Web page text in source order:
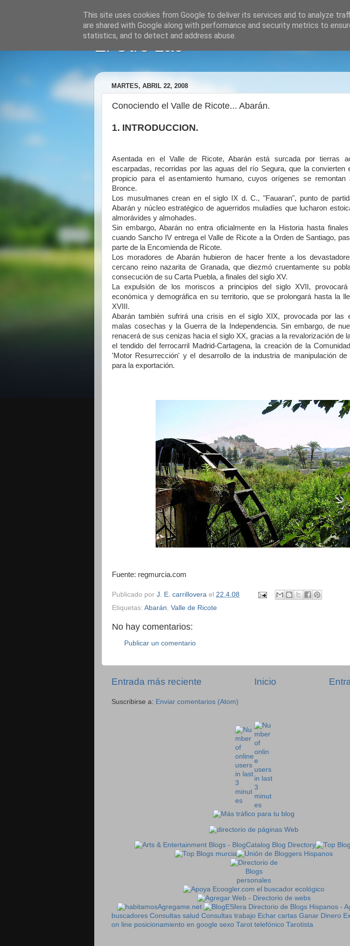
El Otro Lao
MARTES, ABRIL 22, 2008
Conociendo el Valle de Ricote... Abarán.
1. INTRODUCCION.
Asentada en el Valle de Ricote, Abarán está surcada por tierras
escarpadas, recorridas por las aguas del río Segura, que la convierten
propicio para el asentamiento humano, cuyos orígenes se
Bronce.
Los musulmanes crean en el siglo IX d. C., "Fauaran", punto de
Abarán y núcleo estratégico de aguerridos muladíes que lucharon
almorávides y almohades.
Sin embargo, Abarán no entra oficialmente en la Historia hasta
cuando Sancho IV entrega el Valle de Ricote a la Orden de Santiago,
parte de la Encomienda de Ricote.
Los moradores de Abarán hubieron de hacer frente a los
cercano reino nazarita de Granada, que diezmó cruentamente su
consecución de su Carta Puebla, a finales del siglo XV.
La expulsión de los moriscos a principios del siglo XVII, provocará
económica y demográfica en su territorio, que se prolongará hasta la
XVIII.
Abarán también sufrirá una crisis en el siglo XIX, provocada por las
malas cosechas y la Guerra de la Independencia. Sin embargo, de
renacerá de sus cenizas hacia el siglo XX, gracias a la revalorización de
el tendido del ferrocarril Madrid-Cartagena, la creación de la
'Motor Resurrección' y el desarrollo de la industria de manipulación de
para la exportación.
Fuente: regmurcia.com
Publicado por J. E. carrillovera el 22.4.08
Etiquetas: Abarán, Valle de Ricote
No hay comentarios:
Publicar un comentario
Entrada más reciente Inicio
Suscribirse a: Enviar comentarios (Atom)
Agregame.net
buscadores Consultas salud Consultas trabajo Echar cartas Ganar Dinero
on line posicionamiento en google sexo Tarot telefónico Tarotista
This site uses cookies from Google to deliver its services and to analyze
are shared with Google along with performance and security metrics to
statistics, and to detect and address abuse.